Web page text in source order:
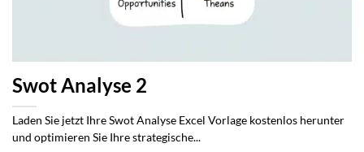
Swot Analyse 2
Laden Sie jetzt Ihre Swot Analyse Excel Vorlage kostenlos herunter
und optimieren Sie Ihre strategische...